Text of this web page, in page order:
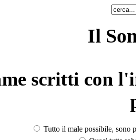
Il
scritti con
Tutto il male possibile, sono